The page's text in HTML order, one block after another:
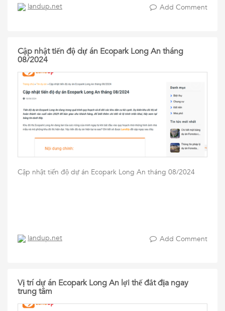
landup.net Add Comment
Cập nhật tiến độ dự án Ecopark Long An tháng
08/2024
Cập nhật tiến độ dự án Ecopark Long An tháng 08/2024
landup.net Add Comment
Vị trí dự án Ecopark Long An lợi thế đắt địa ngay
trung tâm